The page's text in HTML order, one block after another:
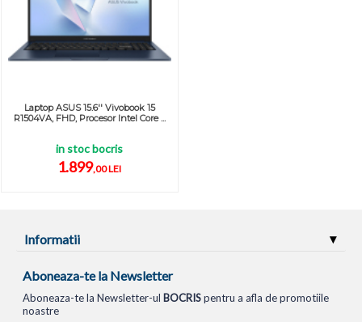
Laptop ASUS 15.6'' Vivobook 15
R1504VA, FHD, Procesor Intel Core ...
in stoc bocris
1.899,00 LEI
Informatii
Aboneaza-te la Newsletter
Aboneaza-te la Newsletter-ul BOCRISpentru a afla de promotiile
noastre